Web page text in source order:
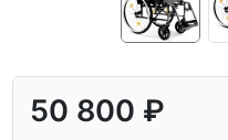
50 800 ₽